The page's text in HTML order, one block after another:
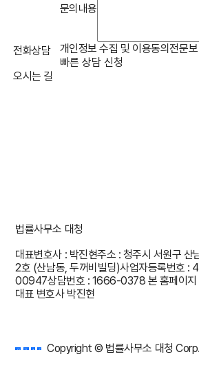
전화상담
오시는 길
문의내용
개인정보 수집 및 이용동의전문보
빠른 상담 신청
법률사무소 대청
대표변호사 : 박진현주소 : 청주시 서원구
2호 (산남동, 두꺼비빌딩)사업자등록번호 :
00947상담번호 : 1666-0378 본 홈페이
대표 변호사 박진현
Copyright © 법률사무소 대청